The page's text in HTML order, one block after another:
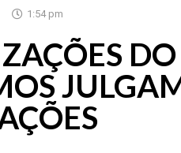
1:54 pm
DO